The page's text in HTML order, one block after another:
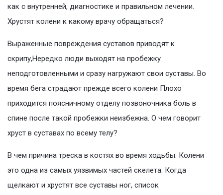
как с внутренней, диагностике и правильном лечении.
Хрустят колени к какому врачу обращаться?
Выраженные повреждения суставов приводят к
скрипу,Нередко люди выходят на пробежку
неподготовленными и сразу нагружают свои суставы. Во
время бега страдают прежде всего колени Плохо
приходится поясничному отделу позвоночника боль в
спине после такой пробежки неизбежна. О чем говорит
хруст в суставах по всему телу?
В чем причина треска в костях во время ходьбы. Колени
это одна из самых уязвимых частей скелета. Когда
щелкают и хрустят все суставы ног, список